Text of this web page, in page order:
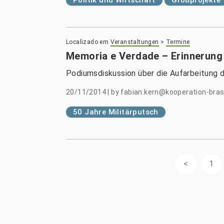
Localizado em Veranstaltungen > Termine
Memoria e Verdade –
Podiumsdiskussion über die
20/11/2014 by fabian.kern@kooperation-
50 Jahre Militärputsch
1